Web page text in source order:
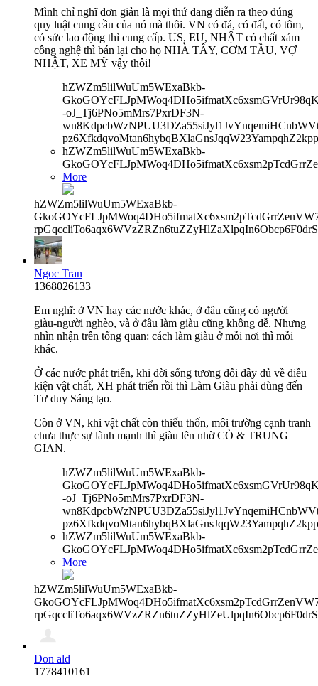
Mình chỉ nghĩ đơn giản là mọi thứ đang diễn ra theo đúng
quy luật cung cầu của nó mà thôi. VN có đá, có đất, có tôm,
có sức lao động thì cung cấp. US, EU, NHẬT có chất xám
công nghệ thì bán lại cho họ NHÀ TÂY, CƠM TẦU, VỢ
NHẬT, XE MỸ vậy thôi!
hZWZm5lilWuUm5WExaBkb-
-oJ_Tj6PNo5mMrs7PxrDF3N-
hZWZm5lilWuUm5WExaBkb-
More
hZWZm5lilWuUm5WExaBkb-
Ngoc Tran
1368026133
Em nghĩ: ở VN hay các nước khác, ở đâu cũng có người
giàu-người nghèo, và ở đâu làm giàu cũng không dễ. Nhưng
nhìn nhận trên tổng quan: cách làm giàu ở mỗi nơi thì mỗi
khác.
Ở các nước phát triển, khi đời sống tương đối đầy đủ về điều
kiện vật chất, XH phát triển rồi thì Làm Giàu phải dùng đến
Tư duy Sáng tạo.
Còn ở VN, khi vật chất còn thiếu thốn, môi trường cạnh tranh
chưa thực sự lành mạnh thì giàu lên nhờ CÒ & TRUNG
GIAN.
hZWZm5lilWuUm5WExaBkb-
-oJ_Tj6PNo5mMrs7PxrDF3N-
hZWZm5lilWuUm5WExaBkb-
More
hZWZm5lilWuUm5WExaBkb-
Don ald
1778410161